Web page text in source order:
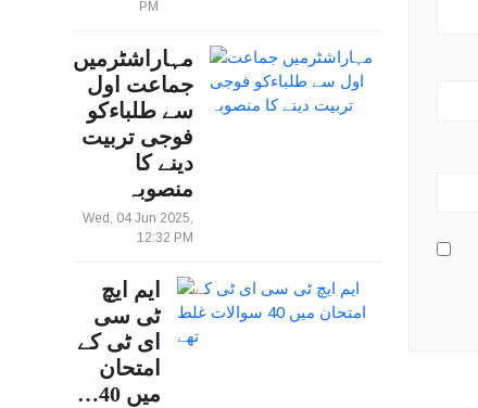
PM
مہاراشٹرمیں
جماعت اول
سے طلباءکو
فوجی تربیت
دینے کا
منصوبہ
Wed, 04 Jun 2025,
12:32 PM
ایم ایچ
ٹی سی
ای ٹی کے
امتحان
میں 40…